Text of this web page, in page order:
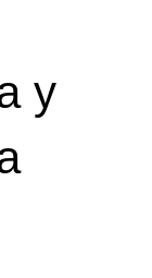
y